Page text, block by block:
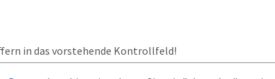
in das vorstehende Kontrollfeld!